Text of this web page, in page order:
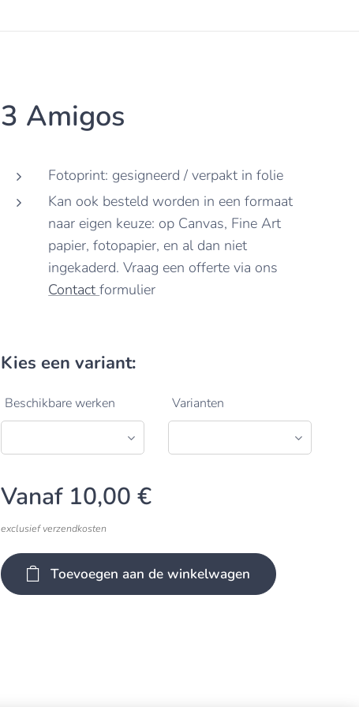
3 Amigos
Fotoprint: gesigneerd / verpakt in folie
Kan ook besteld worden in een formaat
naar eigen keuze: op Canvas, Fine Art
papier, fotopapier, en al dan niet
ingekaderd. Vraag een offerte via ons
Contactformulier
Kies een variant:
Beschikbare werken Varianten
Vanaf 10,00 €
exclusief verzendkosten
Toevoegen aan de winkelwagen